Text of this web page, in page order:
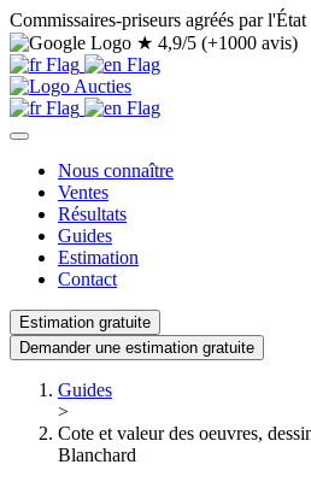
Commissaires-priseurs agréés par
★ 4,9/5 (+1000 avis)
Nous connaître
Ventes
Résultats
Guides
Estimation
Contact
Estimation gratuite
Demander une estimation gratuite
Guides
>
Cote et valeur des oeuvres,
Blanchard